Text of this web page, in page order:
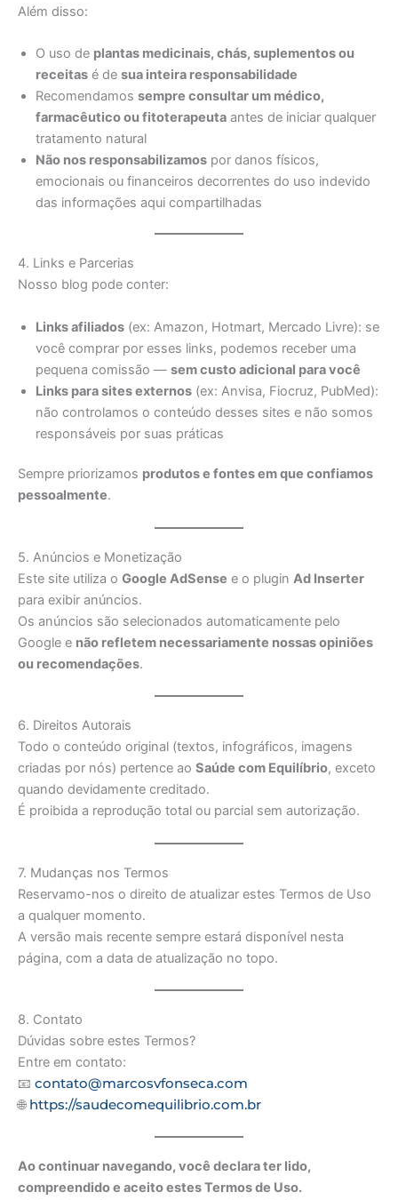
Além disso:
O uso de plantas medicinais, chás, suplementos ou
receitas é de sua inteira responsabilidade
Recomendamos sempre consultar um médico,
farmacêutico ou fitoterapeuta antes de iniciar qualquer
tratamento natural
Não nos responsabilizamos por danos físicos,
emocionais ou financeiros decorrentes do uso indevido
das informações aqui compartilhadas
4. Links e Parcerias
Nosso blog pode conter:
Links afiliados (ex: Amazon, Hotmart, Mercado Livre): se
você comprar por esses links, podemos receber uma
pequena comissão — sem custo adicional para você
Links para sites externos (ex: Anvisa, Fiocruz, PubMed):
não controlamos o conteúdo desses sites e não somos
responsáveis por suas práticas
Sempre priorizamos produtos e fontes em que confiamos
pessoalmente.
5. Anúncios e Monetização
Este site utiliza o Google AdSense e o plugin Ad Inserter
para exibir anúncios.
Os anúncios são selecionados automaticamente pelo
Google e não refletem necessariamente nossas opiniões
ou recomendações.
6. Direitos Autorais
Todo o conteúdo original (textos, infográficos, imagens
criadas por nós) pertence ao Saúde com Equilíbrio, exceto
quando devidamente creditado.
É proibida a reprodução total ou parcial sem autorização.
7. Mudanças nos Termos
Reservamo-nos o direito de atualizar estes Termos de Uso
a qualquer momento.
A versão mais recente sempre estará disponível nesta
página, com a data de atualização no topo.
8. Contato
Dúvidas sobre estes Termos?
Entre em contato:
📧 contato@marcosvfonseca.com
🌐 https://saudecomequilibrio.com.br
Ao continuar navegando, você declara ter lido,
compreendido e aceito estes Termos de Uso.